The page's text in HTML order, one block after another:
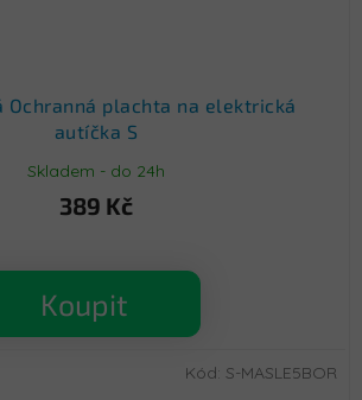
Ochranná plachta na elektrická
autíčka S
Skladem - do 24h
389 Kč
Koupit
Kód: S-MASLE5BOR